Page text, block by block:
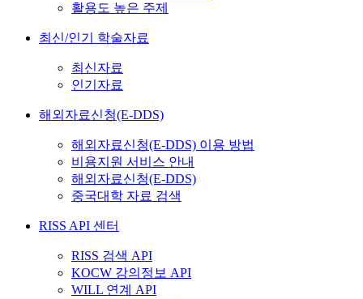
활용도 높은 주제
최신/인기 학술자료
최신자료
인기자료
해외자료신청(E-DDS)
해외자료신청(E-DDS) 이용 방법
비용지원 서비스 안내
해외자료신청(E-DDS)
중국대학 자료 검색
RISS API 센터
RISS 검색 API
KOCW 강의정보 API
WILL 연계 API